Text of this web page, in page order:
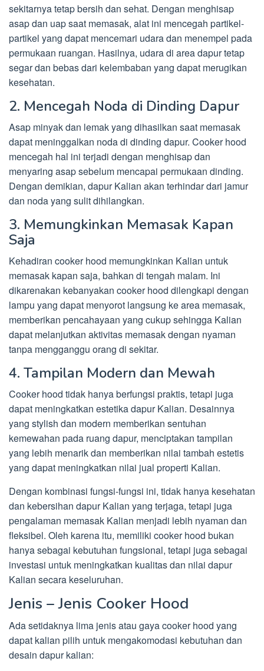
sekitarnya tetap bersih dan sehat. Dengan menghisap
asap dan uap saat memasak, alat ini mencegah partikel-
partikel yang dapat mencemari udara dan menempel pada
permukaan ruangan. Hasilnya, udara di area dapur tetap
segar dan bebas dari kelembaban yang dapat merugikan
kesehatan.
2. Mencegah Noda di Dinding Dapur
Asap minyak dan lemak yang dihasilkan saat memasak
dapat meninggalkan noda di dinding dapur. Cooker hood
mencegah hal ini terjadi dengan menghisap dan
menyaring asap sebelum mencapai permukaan dinding.
Dengan demikian, dapur Kalian akan terhindar dari jamur
dan noda yang sulit dihilangkan.
3. Memungkinkan Memasak Kapan
Saja
Kehadiran cooker hood memungkinkan Kalian untuk
memasak kapan saja, bahkan di tengah malam. Ini
dikarenakan kebanyakan cooker hood dilengkapi dengan
lampu yang dapat menyorot langsung ke area memasak,
memberikan pencahayaan yang cukup sehingga Kalian
dapat melanjutkan aktivitas memasak dengan nyaman
tanpa mengganggu orang di sekitar.
4. Tampilan Modern dan Mewah
Cooker hood tidak hanya berfungsi praktis, tetapi juga
dapat meningkatkan estetika dapur Kalian. Desainnya
yang stylish dan modern memberikan sentuhan
kemewahan pada ruang dapur, menciptakan tampilan
yang lebih menarik dan memberikan nilai tambah estetis
yang dapat meningkatkan nilai jual properti Kalian.
Dengan kombinasi fungsi-fungsi ini, tidak hanya kesehatan
dan kebersihan dapur Kalian yang terjaga, tetapi juga
pengalaman memasak Kalian menjadi lebih nyaman dan
fleksibel. Oleh karena itu, memiliki cooker hood bukan
hanya sebagai kebutuhan fungsional, tetapi juga sebagai
investasi untuk meningkatkan kualitas dan nilai dapur
Kalian secara keseluruhan.
Jenis – Jenis Cooker Hood
Ada setidaknya lima jenis atau gaya cooker hood yang
dapat kalian pilih untuk mengakomodasi kebutuhan dan
desain dapur kalian: